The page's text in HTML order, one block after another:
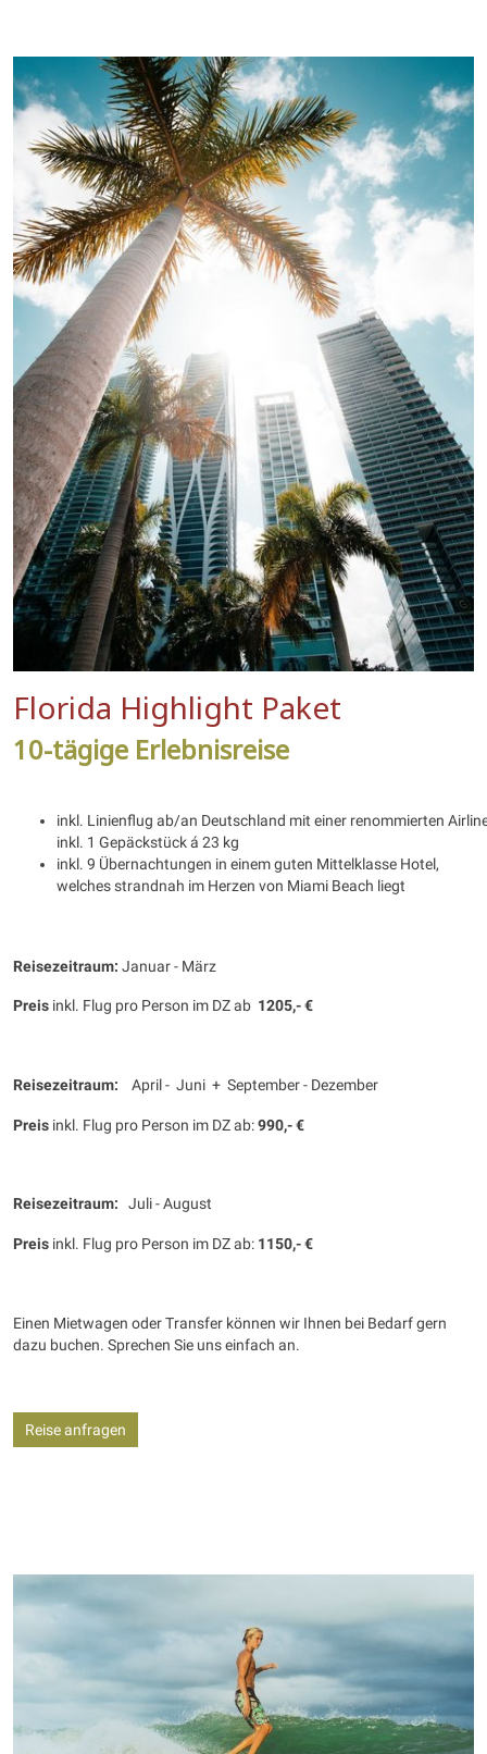
Florida Highlight Paket
10-tägige Erlebnisreise
inkl. Linienflug ab/an Deutschland mit einer renommierten
inkl. 1 Gepäckstück á 23 kg
inkl. 9 Übernachtungen in einem guten Mittelklasse Hotel,
welches strandnah im Herzen von Miami Beach liegt
Reisezeitraum: Januar - März
Preis inkl. Flug pro Person im DZ ab 1205,- €
Reisezeitraum: April - Juni + September - Dezember
Preis inkl. Flug pro Person im DZ ab:990,- €
Reisezeitraum: Juli - August
Preis inkl. Flug pro Person im DZ ab: 1150,- €
Einen Mietwagen oder Transfer können wir Ihnen bei Bedarf gern
dazu buchen. Sprechen Sie uns einfach an.
Reise anfragen